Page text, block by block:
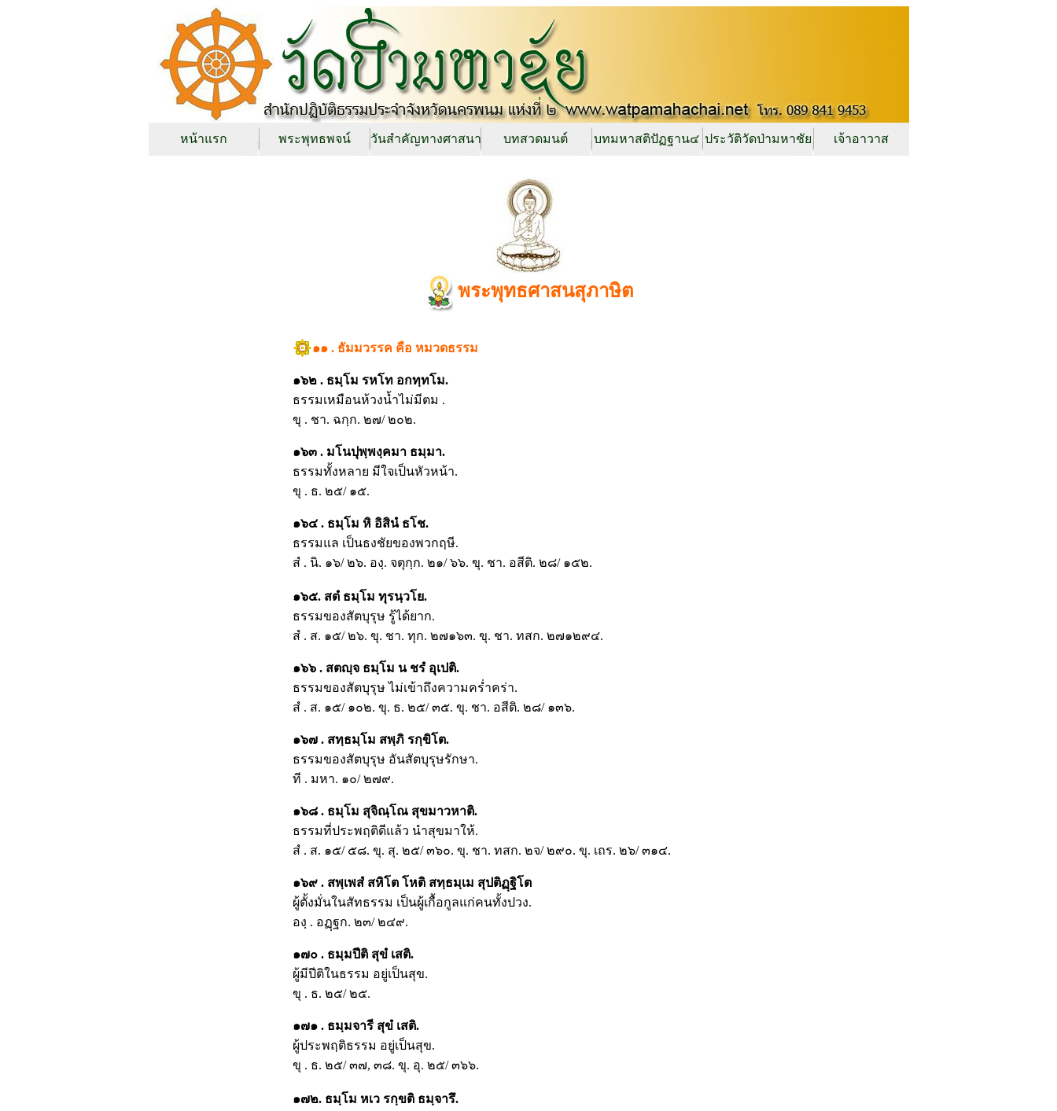
หน้าแรก พระพุทธพจน์ วันสำคัญทางศาสนา บทสวดมนต์ บทมหาสติปัฏฐาน๔ ประวัติวัดป่ามหาชัย เจ้าอาวาส
พระพุทธศาสนสุภาษิต
๑๑ . ธัมมวรรค คือ หมวดธรรม
๑๖๒ . ธมฺโม รหโท อกทฺทโม.
ธรรมเหมือนห้วงน้ำไม่มีตม .
ขุ . ชา. ฉกฺก. ๒๗/ ๒๐๒.
๑๖๓ . มโนปุพฺพงฺคมา ธมฺมา.
ธรรมทั้งหลาย มีใจเป็นหัวหน้า.
ขุ . ธ. ๒๕/ ๑๕.
๑๖๔ . ธมฺโม หิ อิสินํ ธโช.
ธรรมแล เป็นธงชัยของพวกฤษี.
สํ . นิ. ๑๖/ ๒๖. องฺ. จตุกฺก. ๒๑/ ๖๖. ขุ. ชา. อสีติ. ๒๘/ ๑๕๒.
๑๖๕. สตํ ธมฺโม ทุรนฺวโย.
ธรรมของสัตบุรุษ รู้ได้ยาก.
สํ . ส. ๑๕/ ๒๖. ขุ. ชา. ทุก. ๒๗๑๖๓. ขุ. ชา. ทสก. ๒๗๑๒๙๔.
๑๖๖ . สตญฺจ ธมฺโม น ชรํ อุเปติ.
ธรรมของสัตบุรุษ ไม่เข้าถึงความคร่ำคร่า.
สํ . ส. ๑๕/ ๑๐๒. ขุ. ธ. ๒๕/ ๓๕. ขุ. ชา. อสีติ. ๒๘/ ๑๓๖.
๑๖๗ . สทฺธมฺโม สพฺภิ รกฺขิโต.
ธรรมของสัตบุรุษ อันสัตบุรุษรักษา.
ที . มหา. ๑๐/ ๒๗๙.
๑๖๘ . ธมฺโม สุจิณฺโณ สุขมาวหาติ.
ธรรมที่ประพฤติดีแล้ว นำสุขมาให้.
สํ . ส. ๑๕/ ๕๘. ขุ. สุ. ๒๕/ ๓๖๐. ขุ. ชา. ทสก. ๒จ/ ๒๙๐. ขุ. เถร. ๒๖/ ๓๑๔.
๑๖๙ . สพฺเพสํ สหิโต โหติ สทฺธมฺเม สุปติฏฺฐิโต
ผู้ตั้งมั่นในสัทธรรม เป็นผู้เกื้อกูลแก่คนทั้งปวง.
องฺ . อฏฺฐก. ๒๓/ ๒๔๙.
๑๗๐ . ธมฺมปีติ สุขํ เสติ.
ผู้มีปีติในธรรม อยู่เป็นสุข.
ขุ . ธ. ๒๕/ ๒๕.
๑๗๑ . ธมฺมจารี สุขํ เสติ.
ผู้ประพฤติธรรม อยู่เป็นสุข.
ขุ . ธ. ๒๕/ ๓๗, ๓๘. ขุ. อุ. ๒๕/ ๓๖๖.
๑๗๒. ธมฺโม หเว รกฺขติ ธมฺจารึ.